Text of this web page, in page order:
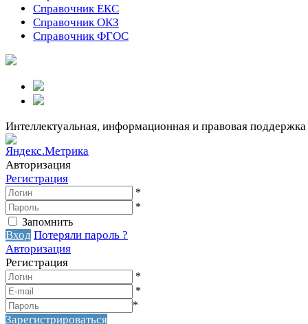
Справочник ЕКС
Справочник ОКЗ
Справочник ФГОС
Интеллектуальная, информационная и правовая поддержка
Авторизация
Регистрация
*
*
Запомнить
Вход Потеряли пароль ?
Авторизация
Регистрация
*
*
*
Зарегистрироваться